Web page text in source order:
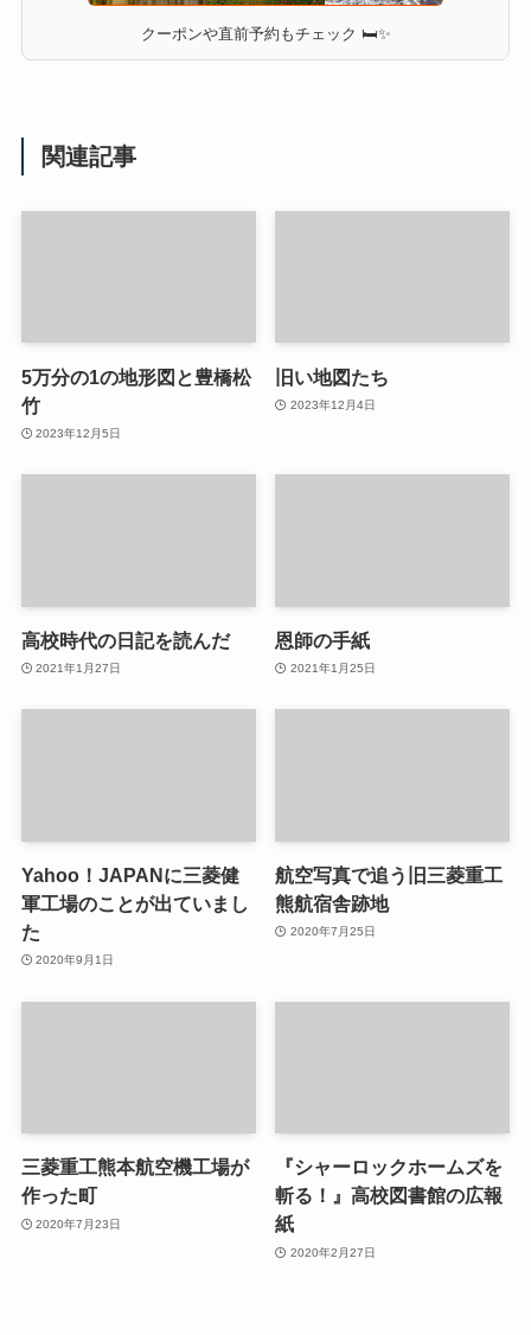
クーポンや直前予約もチェック 🛏✨
関連記事
5万分の1の地形図と豊橋松
竹
2023年12月5日
旧い地図たち
2023年12月4日
高校時代の日記を読んだ
2021年1月27日
恩師の手紙
2021年1月25日
Yahoo！JAPANに三菱健
軍工場のことが出ていまし
た
2020年9月1日
航空写真で追う旧三菱重工
熊航宿舎跡地
2020年7月25日
三菱重工熊本航空機工場が
作った町
2020年7月23日
『シャーロックホームズを
斬る！』高校図書館の広報
紙
2020年2月27日